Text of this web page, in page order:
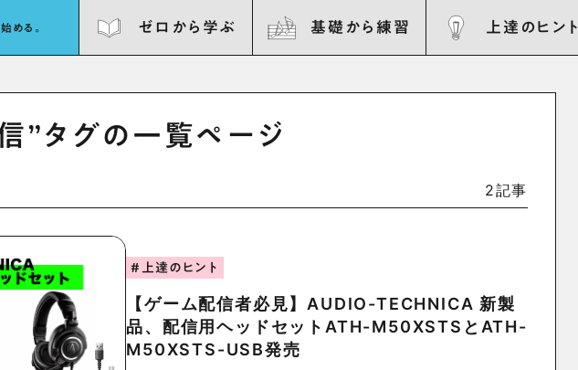
める。 ゼロから学ぶ 基礎から練習 上達のヒント
”タグの一覧ページ
2記事
#上達のヒント
【ゲーム配信者必見】AUDIO-TECHNICA 新製
品、配信用ヘッドセットATH-M50XSTSとATH-
M50XSTS-USB発売